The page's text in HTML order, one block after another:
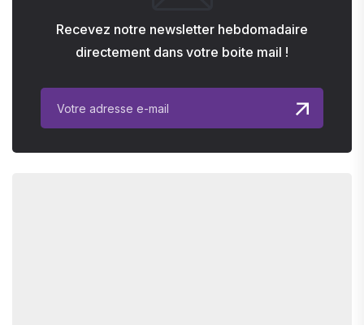
Recevez notre newsletter hebdomadaire
directement dans votre boite mail !